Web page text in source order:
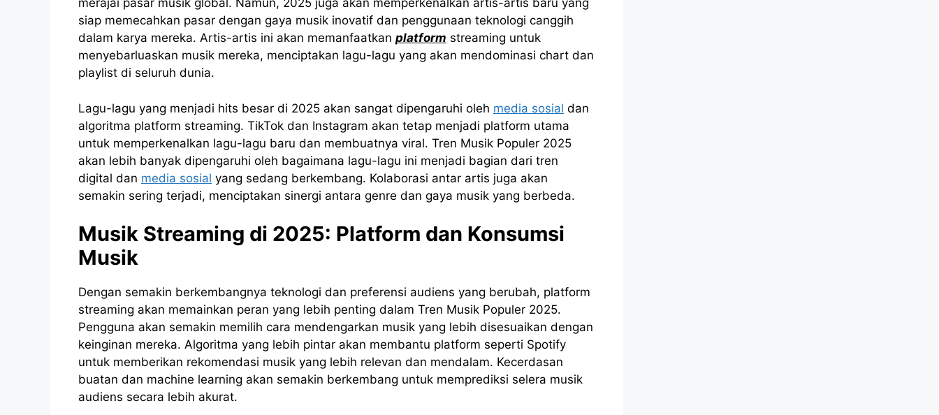
merajai pasar musik global. Namun, 2025 juga akan memperkenalkan artis-artis baru yang
siap memecahkan pasar dengan gaya musik inovatif dan penggunaan teknologi canggih
dalam karya mereka. Artis-artis ini akan memanfaatkan platform streaming untuk
menyebarluaskan musik mereka, menciptakan lagu-lagu yang akan mendominasi chart dan
playlist di seluruh dunia.
Lagu-lagu yang menjadi hits besar di 2025 akan sangat dipengaruhi oleh media sosial dan
algoritma platform streaming. TikTok dan Instagram akan tetap menjadi platform utama
untuk memperkenalkan lagu-lagu baru dan membuatnya viral. Tren Musik Populer 2025
akan lebih banyak dipengaruhi oleh bagaimana lagu-lagu ini menjadi bagian dari tren
digital dan media sosial yang sedang berkembang. Kolaborasi antar artis juga akan
semakin sering terjadi, menciptakan sinergi antara genre dan gaya musik yang berbeda.
Musik Streaming di 2025: Platform dan Konsumsi
Musik
Dengan semakin berkembangnya teknologi dan preferensi audiens yang berubah, platform
streaming akan memainkan peran yang lebih penting dalam Tren Musik Populer 2025.
Pengguna akan semakin memilih cara mendengarkan musik yang lebih disesuaikan dengan
keinginan mereka. Algoritma yang lebih pintar akan membantu platform seperti Spotify
untuk memberikan rekomendasi musik yang lebih relevan dan mendalam. Kecerdasan
buatan dan machine learning akan semakin berkembang untuk memprediksi selera musik
audiens secara lebih akurat.